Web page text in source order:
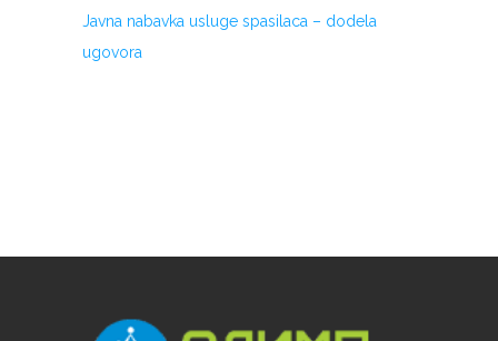
Javna nabavka usluge spasilaca – dodela
ugovora